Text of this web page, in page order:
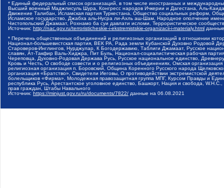
* Единый федеральный список организаций, в том числе иностранных и
Высший военный Маджлисуль Шура, Конгресс народов Ичкерии и Дагестана, Аль-
Движение Талибан, Исламская партия Туркестана, Общество социальных реформ,
Исламское государство, Джабха аль-Нусра ли-Ахль аш-Шам, Народное ополчение
Чистопольский Джамаат, Рохнамо ба суи давлати исломи, Террористическое
Источник: http://nac.gov.ru/terroristicheskie-i-ekstremistskie-organizacii-i-materialy.html
* Перечень общественных объединений и религиозных организаций в отношении
Национал-большевистская партия, ВЕК РА, Рада земли Кубанской Духовно Родовой
Староверов-Инглингов, Нурджулар, К Богодержавию, Таблиги Джамаат, Русское
славян, Ат-Такфир Валь-Хиджра, Пит Буль, Национал-социалистическая рабочая
Череповца, Духовно-Родовая Держава Русь, Русское национальное единство,
Кровь и Честь, О свободе совести и о религиозных объединениях, Омская
религиозная организация п. Боровский, Община Коренного Русского народа
организация «Братство», Свидетели Иеговы, О противодействии экстремистской
болельщиков «Фирма», Молодежная правозащитная группа МПГ, Курсом Правды и
республика Русь, Арестантское уголовное единство, Башкорт, Нация и свобода,
прав граждан, Штабы Навального
Источник: https://minjust.gov.ru/ru/documents/7822/ данные на 06.08.2021